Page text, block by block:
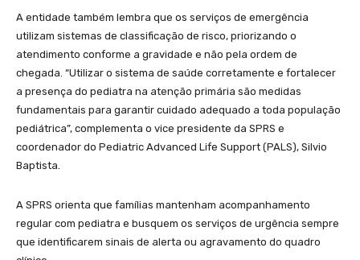
A entidade também lembra que os serviços de emergência
utilizam sistemas de classificação de risco, priorizando o
atendimento conforme a gravidade e não pela ordem de
chegada. “Utilizar o sistema de saúde corretamente e fortalecer
a presença do pediatra na atenção primária são medidas
fundamentais para garantir cuidado adequado a toda população
pediátrica”, complementa o vice presidente da SPRS e
coordenador do Pediatric Advanced Life Support (PALS), Silvio
Baptista.
A SPRS orienta que famílias mantenham acompanhamento
regular com pediatra e busquem os serviços de urgência sempre
que identificarem sinais de alerta ou agravamento do quadro